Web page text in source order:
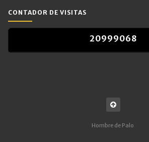
CONTADOR DE VISITAS
20999068
Hombre de Palo